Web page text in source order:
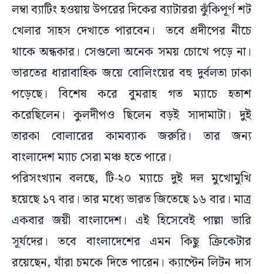
লম্বা ব্যাটিং হওয়ায় উপরের দিকের ব্যাটাররা ঝুঁকিপূর্ণ শট
খেলার সাহস দেখাতে পারবেন। তবে প্রদীপের নীচে
থাকে অন্ধকার। সেগুলো অনেক সময় চোখে পড়ে না।
ভারতের ধারাবাহিক জয়ে বোলিংয়ের বহু দুর্বলতা ঢাকা
পড়েছে। বিশেষ করে বুমরাহ গত ম্যাচে হতাশ
করেছিলেন। কুলদীপও ছিলেন বড়ই সাদামাটা। দুই
তারকা বোলারের কামব্যাক জরুরি। তার জন্য
বাংলাদেশ ম্যাচ সেরা মঞ্চ হতে পারে।
পরিসংখ্যান বলছে, টি-২০ ম্যাচে দুই দল মুখোমুখি
হয়েছে ১৭ বার। তার মধ্যে ভারত জিতেছে ১৬ বার। মাত্র
একবার জয়ী বাংলাদেশ। এই হিসেবেই পাল্লা ভারি
সূর্যদের। তবে বাংলাদেশের এমন কিছু ক্রিকেটার
রয়েছেন, যাঁরা চমকে দিতে পারেন। ক্যাপ্টেন লিটন দাস